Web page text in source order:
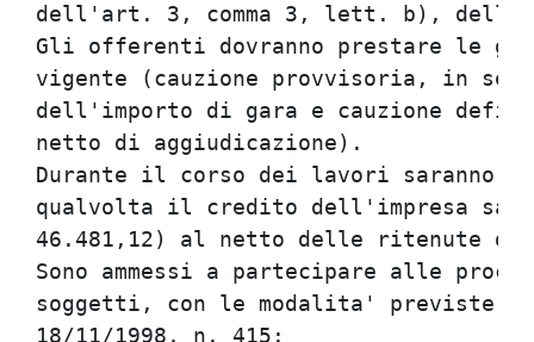
dell'art. 3, comma 3, lett.
Gli offerenti dovranno prestare
vigente (cauzione
dell'importo di gara e
netto di
Durante il corso dei lavori
qualvolta il credito
46.481,12) al netto
Sono ammessi a partecipare
soggetti, con le modalita'
18/11/